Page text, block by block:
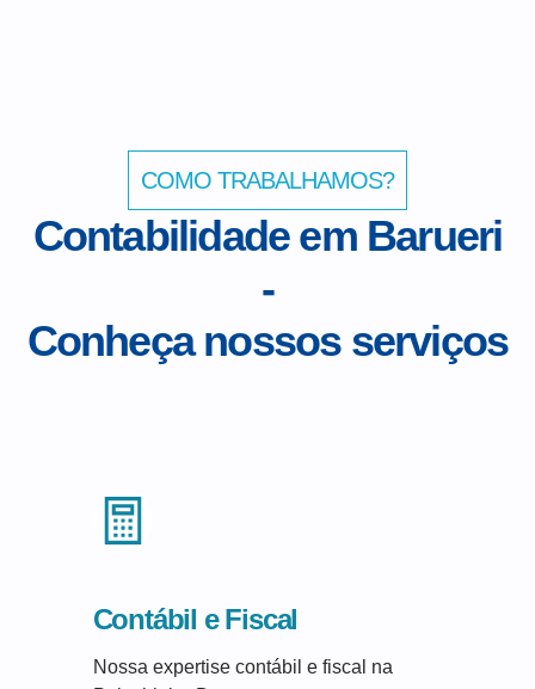
COMO TRABALHAMOS?
Contabilidade em Barueri
-
Conheça nossos serviços
Contábil e Fiscal
Nossa expertise contábil e fiscal na